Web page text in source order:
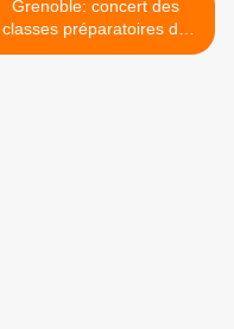
Grenoble: concert des
classes préparatoires de
l'EPA à la collégiale Saint